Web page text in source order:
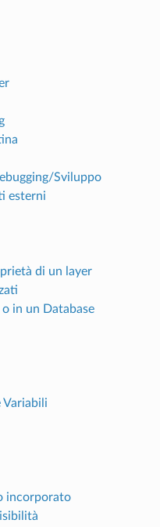
Sviluppo
esterni
di un layer
in un Database
Variabili
incorporato